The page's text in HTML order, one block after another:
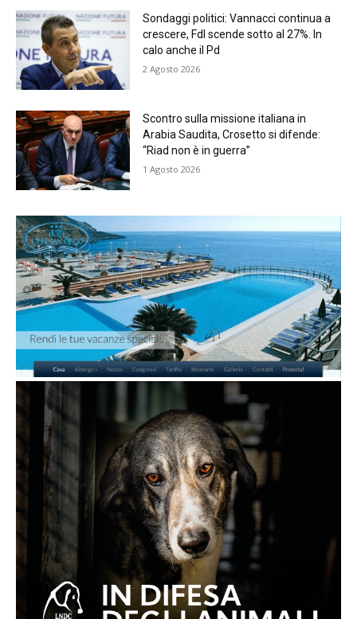
Sondaggi politici: Vannacci continua a
crescere, FdI scende sotto al 27%. In
calo anche il Pd
2 Agosto 2026
Scontro sulla missione italiana in
Arabia Saudita, Crosetto si difende:
“Riad non è in guerra”
1 Agosto 2026